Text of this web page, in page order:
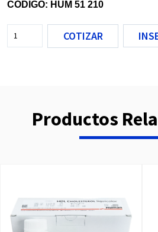
CÓDIGO: HUM 51 210
COTIZAR
Productos